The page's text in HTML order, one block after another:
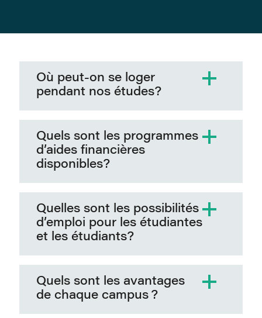
Où peut-on se loger
pendant nos études?
Quels sont les programmes
d’aides financières
disponibles?
Quelles sont les possibilités
d’emploi pour les étudiantes
et les étudiants?
Quels sont les avantages
de chaque campus ?